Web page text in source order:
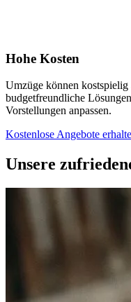
Hohe Kosten
Umzüge können kostspielig
budgetfreundliche
Vorstellungen anpassen.
Kostenlose Angebote
Unsere